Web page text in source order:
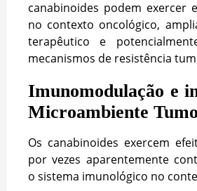
canabinoides podem exercer
no contexto oncológico,
terapêutico e
mecanismos de resistência
Imunomodulação e
Microambiente
Os canabinoides exercem
por vezes aparentemente
o sistema imunológico no